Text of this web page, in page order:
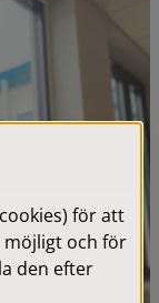
för att
möjligt och för
den efter